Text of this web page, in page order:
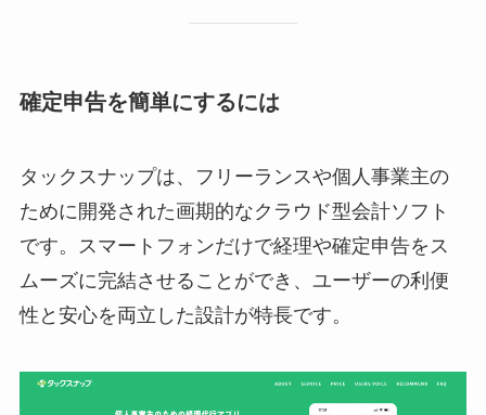
確定申告を簡単にするには
タックスナップは、フリーランスや個人事業主の
ために開発された画期的なクラウド型会計ソフト
です。スマートフォンだけで経理や確定申告をス
ムーズに完結させることができ、ユーザーの利便
性と安心を両立した設計が特長です。